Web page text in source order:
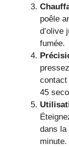
poêle
d’olive
fumée.
contact
45
dans la
minute.